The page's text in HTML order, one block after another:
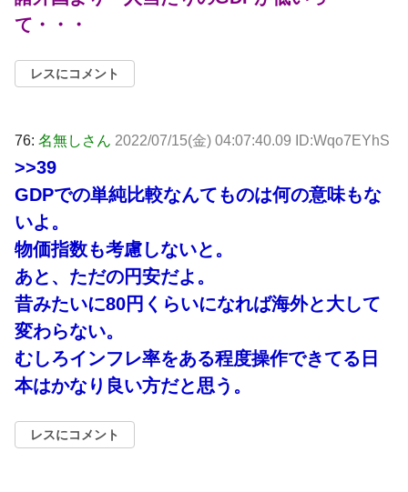
て・・・
レスにコメント
76: 名無しさん 2022/07/15(金) 04:07:40.09 ID:Wqo7EYhS
>>39
GDPでの単純比較なんてものは何の意味もな
いよ。
物価指数も考慮しないと。
あと、ただの円安だよ。
昔みたいに80円くらいになれば海外と大して
変わらない。
むしろインフレ率をある程度操作できてる日
本はかなり良い方だと思う。
レスにコメント